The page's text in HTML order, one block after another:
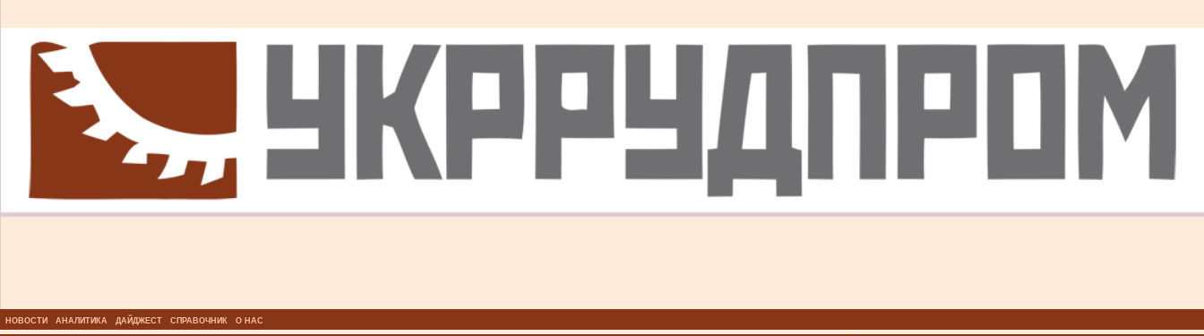
НОВОСТИ АНАЛИТИКА ДАЙДЖЕСТ СПРАВОЧНИК О НАС